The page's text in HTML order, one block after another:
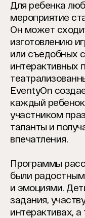
Для ребенка
мероприятие
Он может
изготовлению
или съедобных
интерактивных
EventyOn
каждый
участником
таланты и
впечатления.
Программы
были
и эмоциями.
задания,
интерактивах,